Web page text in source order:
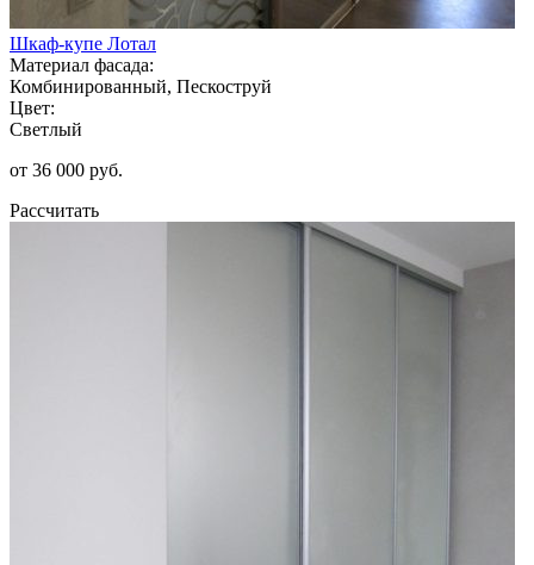
Шкаф-купе Лотал
Материал фасада:
Комбинированный, Пескоструй
Цвет:
Светлый
от 36 000 руб.
Рассчитать